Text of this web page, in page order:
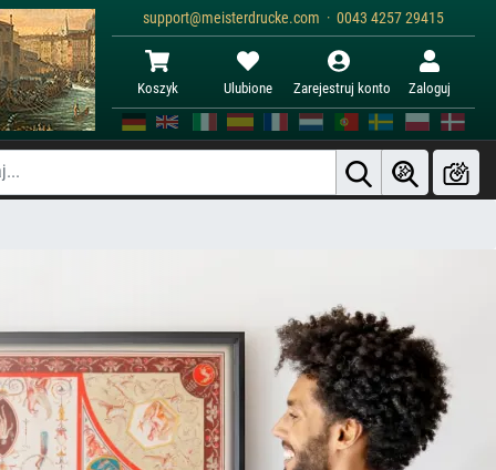
support@meisterdrucke.com · 0043 4257 29415
Koszyk Ulubione Zarejestruj konto Zaloguj